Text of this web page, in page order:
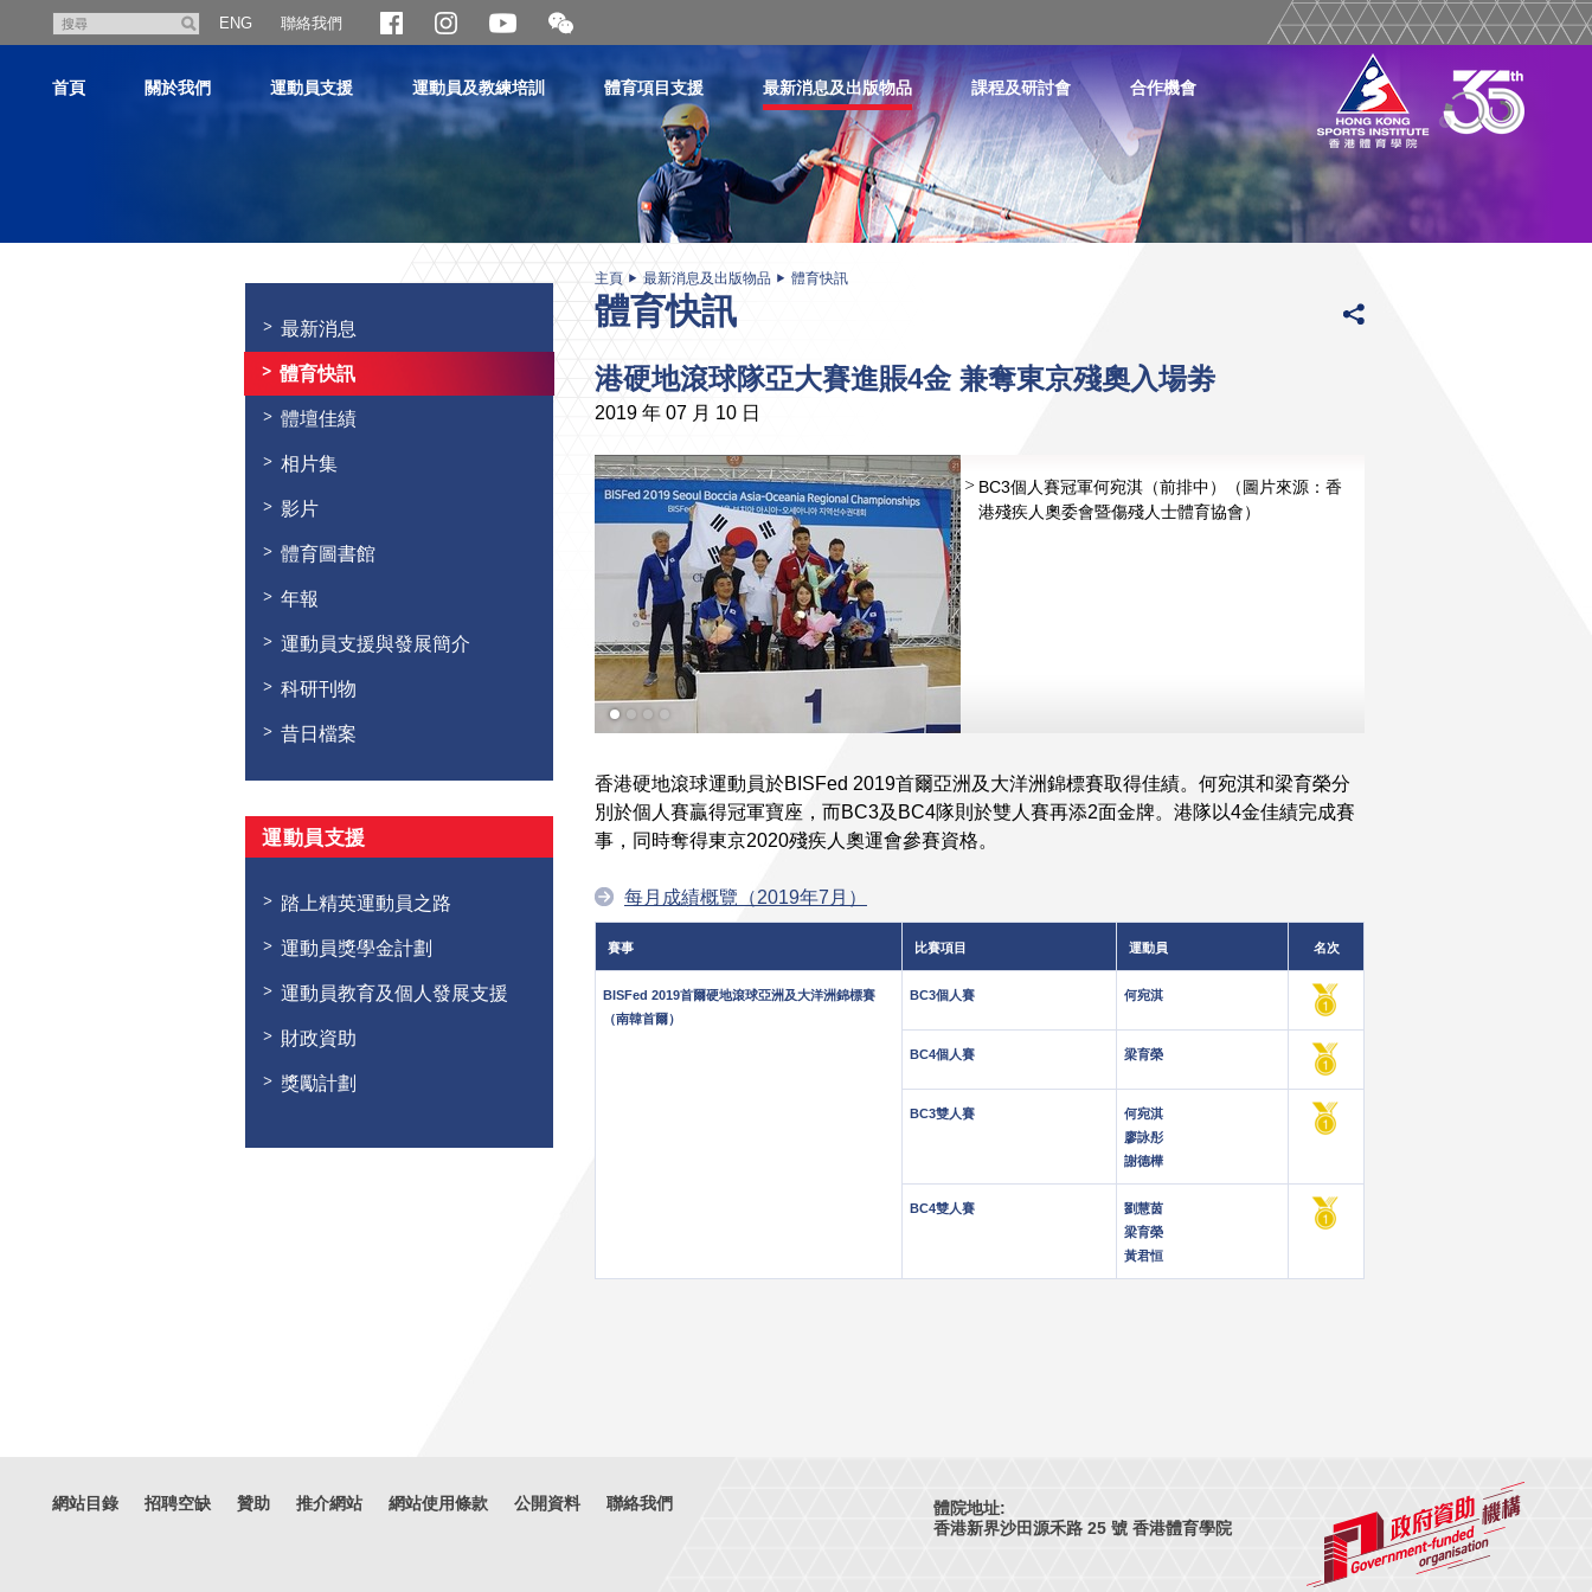
尋
ENG 聯絡我們
開
合
二
維
首頁 關於我們 運動員支援 運動員及教練培訓 體育項目支援 最新消息及出版物品 課程及研討會 合作機會
最新消息
體育快訊
體壇佳績
相片集
影片
體育圖書館
年報
運動員支援與發展簡介
科研刊物
昔日檔案
運動員支援
踏上精英運動員之路
運動員獎學金計劃
運動員教育及個人發展支援
財政資助
獎勵計劃
主頁 最新消息及出版物品 體育快訊
體育快訊
港硬地滾球隊亞大賽進賬4金 兼奪東京殘奧入場劵
2019 年 07 月 10 日
BC3個人賽冠軍何宛淇（前排中）（圖片來源：香
港殘疾人奧委會暨傷殘人士體育協會）
香港硬地滾球運動員於BISFed 2019首爾亞洲及大洋洲錦標賽取得佳績。何宛淇和梁育榮分
別於個人賽贏得冠軍寶座，而BC3及BC4隊則於雙人賽再添2面金牌。港隊以4金佳績完成賽
事，同時奪得東京2020殘疾人奧運會參賽資格。
每月成績概覽（2019年7月）
賽事 比賽項目 運動員 名次
BISFed 2019首爾硬地滾球亞洲及大洋洲錦標賽
（南韓首爾）
BC3個人賽 何宛淇
BC4個人賽 梁育榮
BC3雙人賽
何宛淇
廖詠彤
謝德樺
BC4雙人賽
劉慧茵
梁育榮
黃君恒
體院地址:
香港新界沙田源禾路 25 號 香港體育學院
網站目錄 招聘空缺 贊助 推介網站 網站使用條款 公開資料 聯絡我們